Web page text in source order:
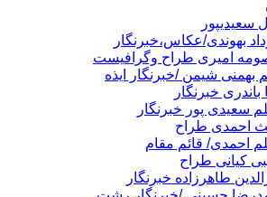
سعیدیپور
بهوندی/عکاس،خبرنگار
امیری طراح وگرافیست
بهمنی شیمن /خبرنگار ایذه
خبرنگار
سعیدی پور خبرنگار
احمدی طراح
احمدی/ قائم مقام
کیانی طراح
طاهرزاده خبرنگار